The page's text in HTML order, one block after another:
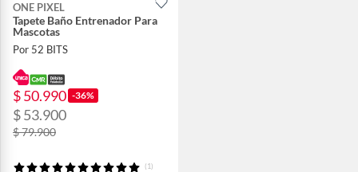
ONE PIXEL
Tapete Baño Entrenador Para
Mascotas
Por 52 BITS
$ 50.990 -36%
$ 53.900
$ 79.900
(1)